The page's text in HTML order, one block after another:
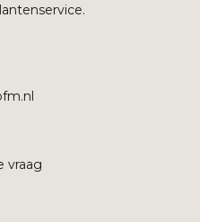
vraag